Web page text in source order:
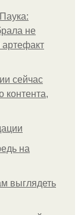
не
сейчас
контента,
на
выглядеть